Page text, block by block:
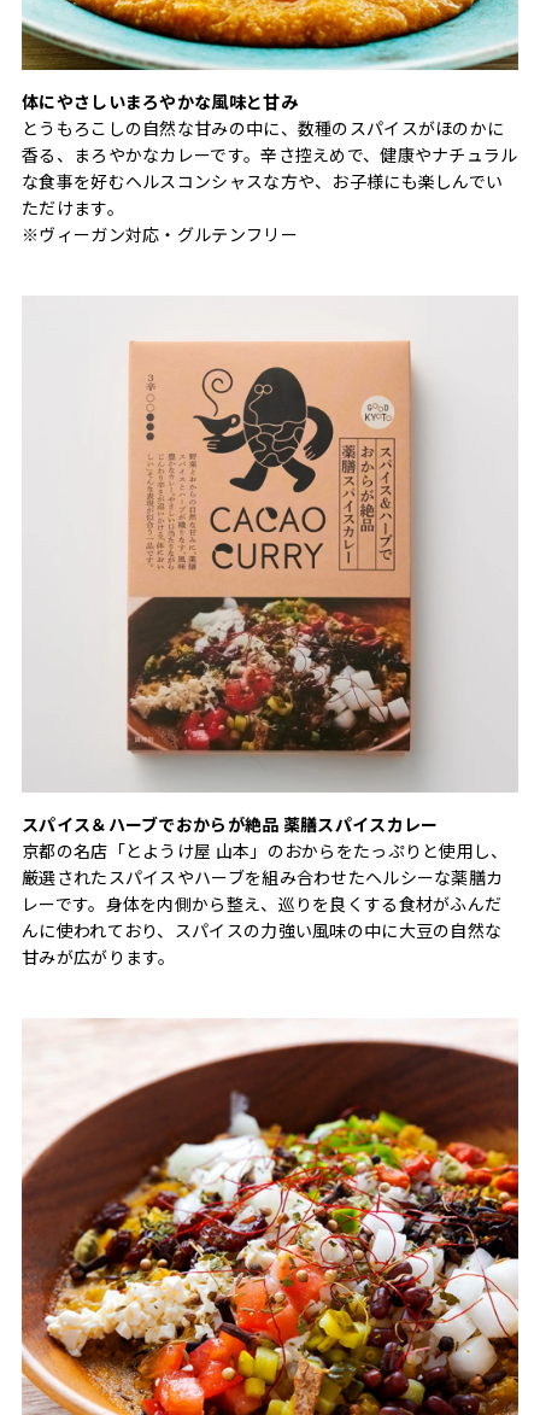
体にやさしいまろやかな風味と甘み
とうもろこしの自然な甘みの中に、数種のスパイスがほのかに
香る、まろやかなカレーです。辛さ控えめで、健康やナチュラル
な食事を好むヘルスコンシャスな方や、お子様にも楽しんでい
ただけます。
※ヴィーガン対応・グルテンフリー
スパイス＆ハーブでおからが絶品 薬膳スパイスカレー
京都の名店「とようけ屋 山本」のおからをたっぷりと使用し、
厳選されたスパイスやハーブを組み合わせたヘルシーな薬膳カ
レーです。身体を内側から整え、巡りを良くする食材がふんだ
んに使われており、スパイスの力強い風味の中に大豆の自然な
甘みが広がります。